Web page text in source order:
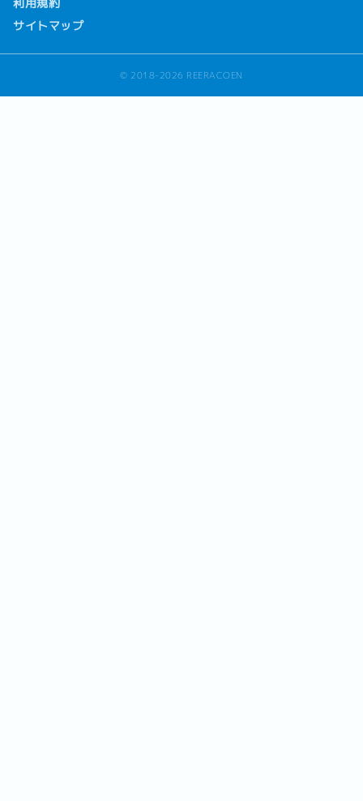
利用規約
サイトマップ
© 2018-2026 REERACOEN